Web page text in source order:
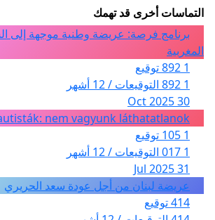
التماسات أخرى قد تهمك
برنامج فرصة: عريضة وطنية موجهة إلى
المغربية
1 892 توقيع
1 892 التوقيعات / 12 أشهر
30 Oct 2025
nem vagyunk láthatatlanok!
1 105 توقيع
1 017 التوقيعات / 12 أشهر
31 Jul 2025
عريضة لبنان من أجل عودة سعد الحريري
414 توقيع